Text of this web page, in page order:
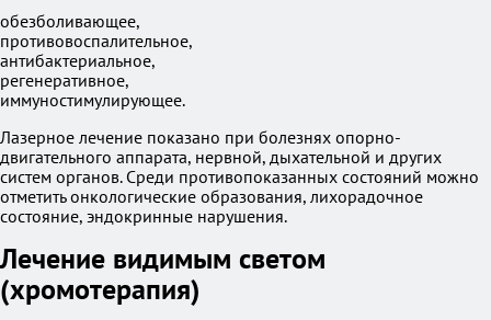
обезболивающее,
противовоспалительное,
антибактериальное,
регенеративное,
иммуностимулирующее.
Лазерное лечение показано при болезнях опорно-
двигательного аппарата, нервной, дыхательной и других
систем органов. Среди противопоказанных состояний можно
отметить онкологические образования, лихорадочное
состояние, эндокринные нарушения.
Лечение видимым светом
(хромотерапия)